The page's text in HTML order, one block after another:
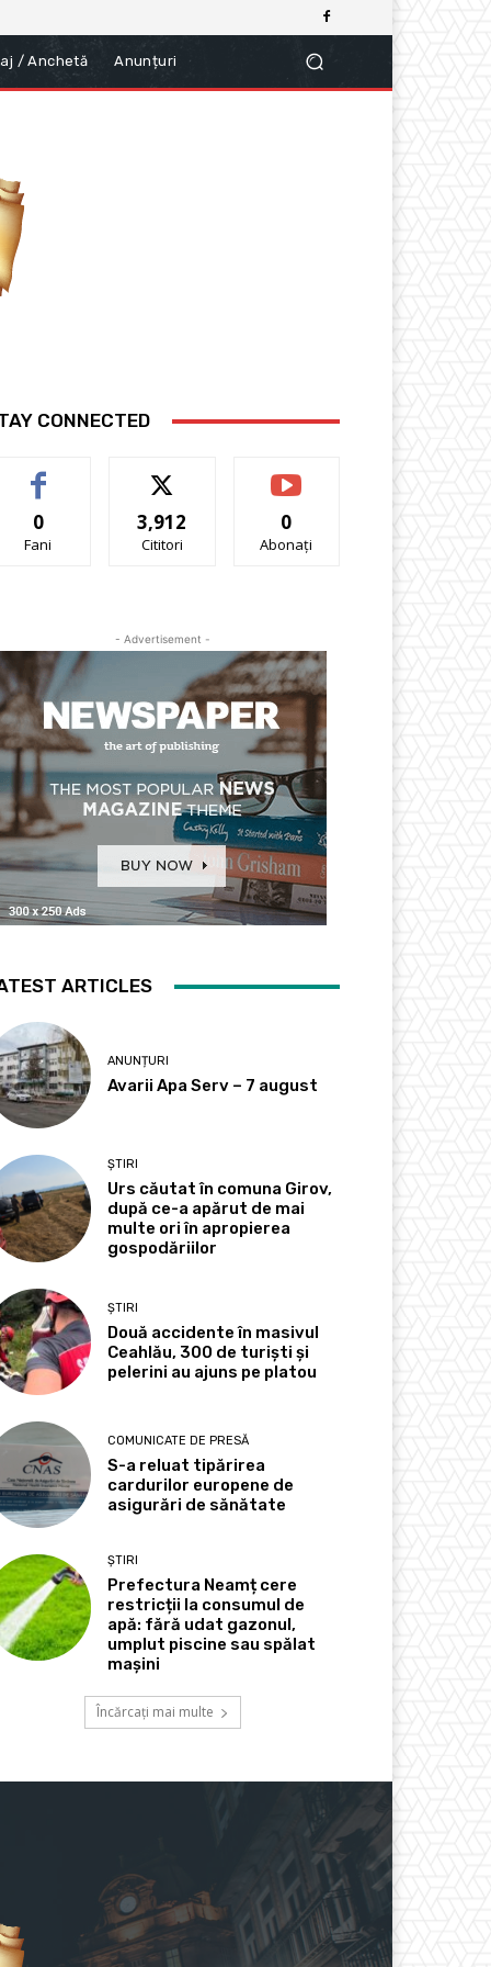
/ Anchetă Anunțuri
CONNECTED
0
Fani
3,912
Cititori
0
Abonați
- Advertisement -
ARTICLES
ANUNȚURI
Avarii Apa Serv – 7 august
ȘTIRI
Urs căutat în comuna Girov,
după ce-a apărut de mai
multe ori în apropierea
gospodăriilor
ȘTIRI
Două accidente în masivul
Ceahlău, 300 de turiști și
pelerini au ajuns pe platou
COMUNICATE DE PRESĂ
S-a reluat tipărirea
cardurilor europene de
asigurări de sănătate
ȘTIRI
Prefectura Neamț cere
restricții la consumul de
apă: fără udat gazonul,
umplut piscine sau spălat
mașini
Încărcați mai multe